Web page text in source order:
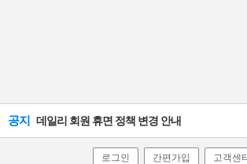
공지 데일리 회원 휴면 정책 변경 안내
로그인 간편가입 고객센